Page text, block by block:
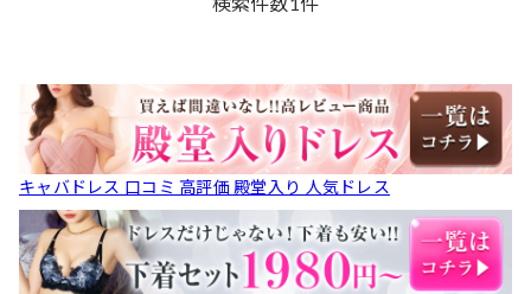
キャバドレス 口コミ 高評価 殿堂入り 人気ドレス